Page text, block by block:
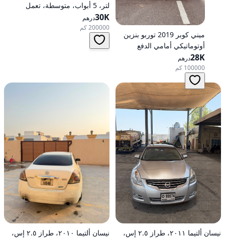
ميني كوبر 2019 توربو بنزين
أوتوماتيكي أمامي الدفع
28Kدرهم
100000 كم
لتر، 5 أبواب، متوسطة، تعمل
بالبنزين، أوتوماتيكية، دفع رباعي
30Kدرهم
200000 كم
نيسان ألتيما ٢٠١١، طراز ٢.٥ إس،
نيسان ألتيما ٢٠١٠، طراز ٢.٥ إس،